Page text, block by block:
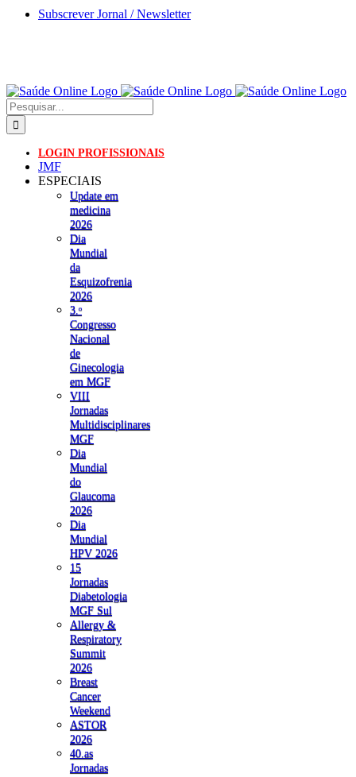
Skip
Subscrever Jornal / Newsletter
Pesquisar
LOGIN PROFISSIONAIS
JMF
ESPECIAIS
Update em
medicina
2026
Dia
Mundial
da
Esquizofrenia
2026
3.ᵒ
Congresso
Nacional
de
Ginecologia
em MGF
VIII
Jornadas
Multidisciplinares
MGF
Dia
Mundial
do
Glaucoma
2026
Dia
Mundial
HPV 2026
15
Jornadas
Diabetologia
MGF Sul
Allergy &
Respiratory
Summit
2026
Breast
Cancer
Weekend
ASTOR
2026
40.as
Jornadas